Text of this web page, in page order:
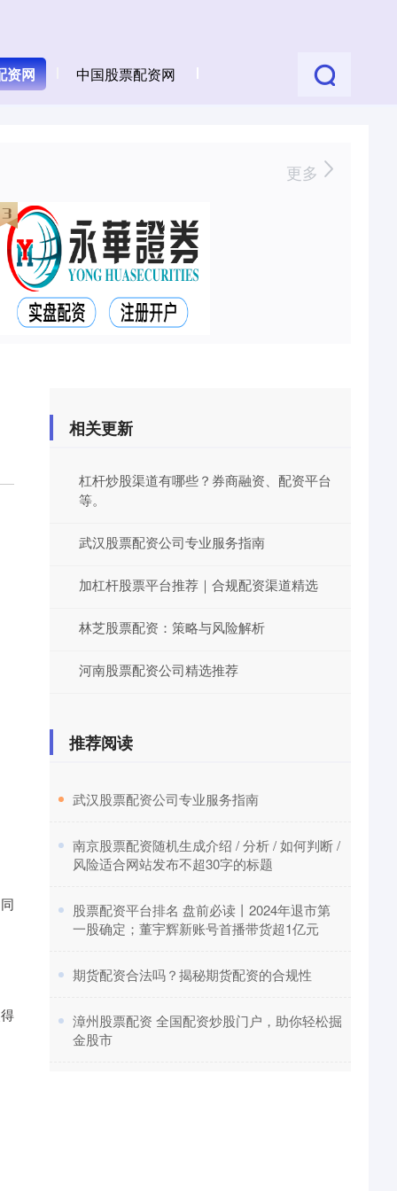
资网 中国股票配资网
更多
相关更新
杠杆炒股渠道有哪些？券商融资、配资平台
等。
武汉股票配资公司专业服务指南
加杠杆股票平台推荐｜合规配资渠道精选
林芝股票配资：策略与风险解析
河南股票配资公司精选推荐
推荐阅读
​武汉股票配资公司专业服务指南
​南京股票配资随机生成介绍 / 分析 / 如何判断 /
风险适合网站发布不超30字的标题
​股票配资平台排名 盘前必读丨2024年退市第
一股确定；董宇辉新账号首播带货超1亿元
​期货配资合法吗？揭秘期货配资的合规性
​漳州股票配资 全国配资炒股门户，助你轻松掘
金股市